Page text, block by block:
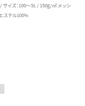
サイズ：100～5L / 150g/㎡ メッシ
ステル100%